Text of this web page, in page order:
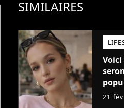
SIMILAIRES
21